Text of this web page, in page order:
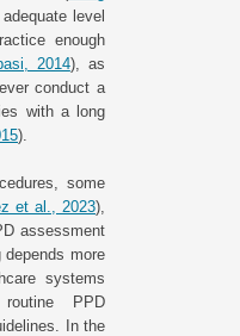
level
enough
2014), as
conduct a
with a long
).
some
et al., 2023),
assessment
depends more
systems
PPD
In the